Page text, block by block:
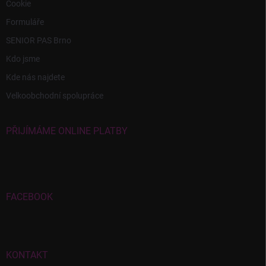
Cookie
Formuláře
SENIOR PAS Brno
Kdo jsme
Kde nás najdete
Velkoobchodní spolupráce
PŘIJÍMÁME ONLINE PLATBY
FACEBOOK
KONTAKT